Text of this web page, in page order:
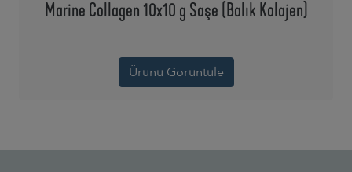
Marine Collagen 10x10 g Saşe (Balık Kolajen)
Ürünü Görüntüle